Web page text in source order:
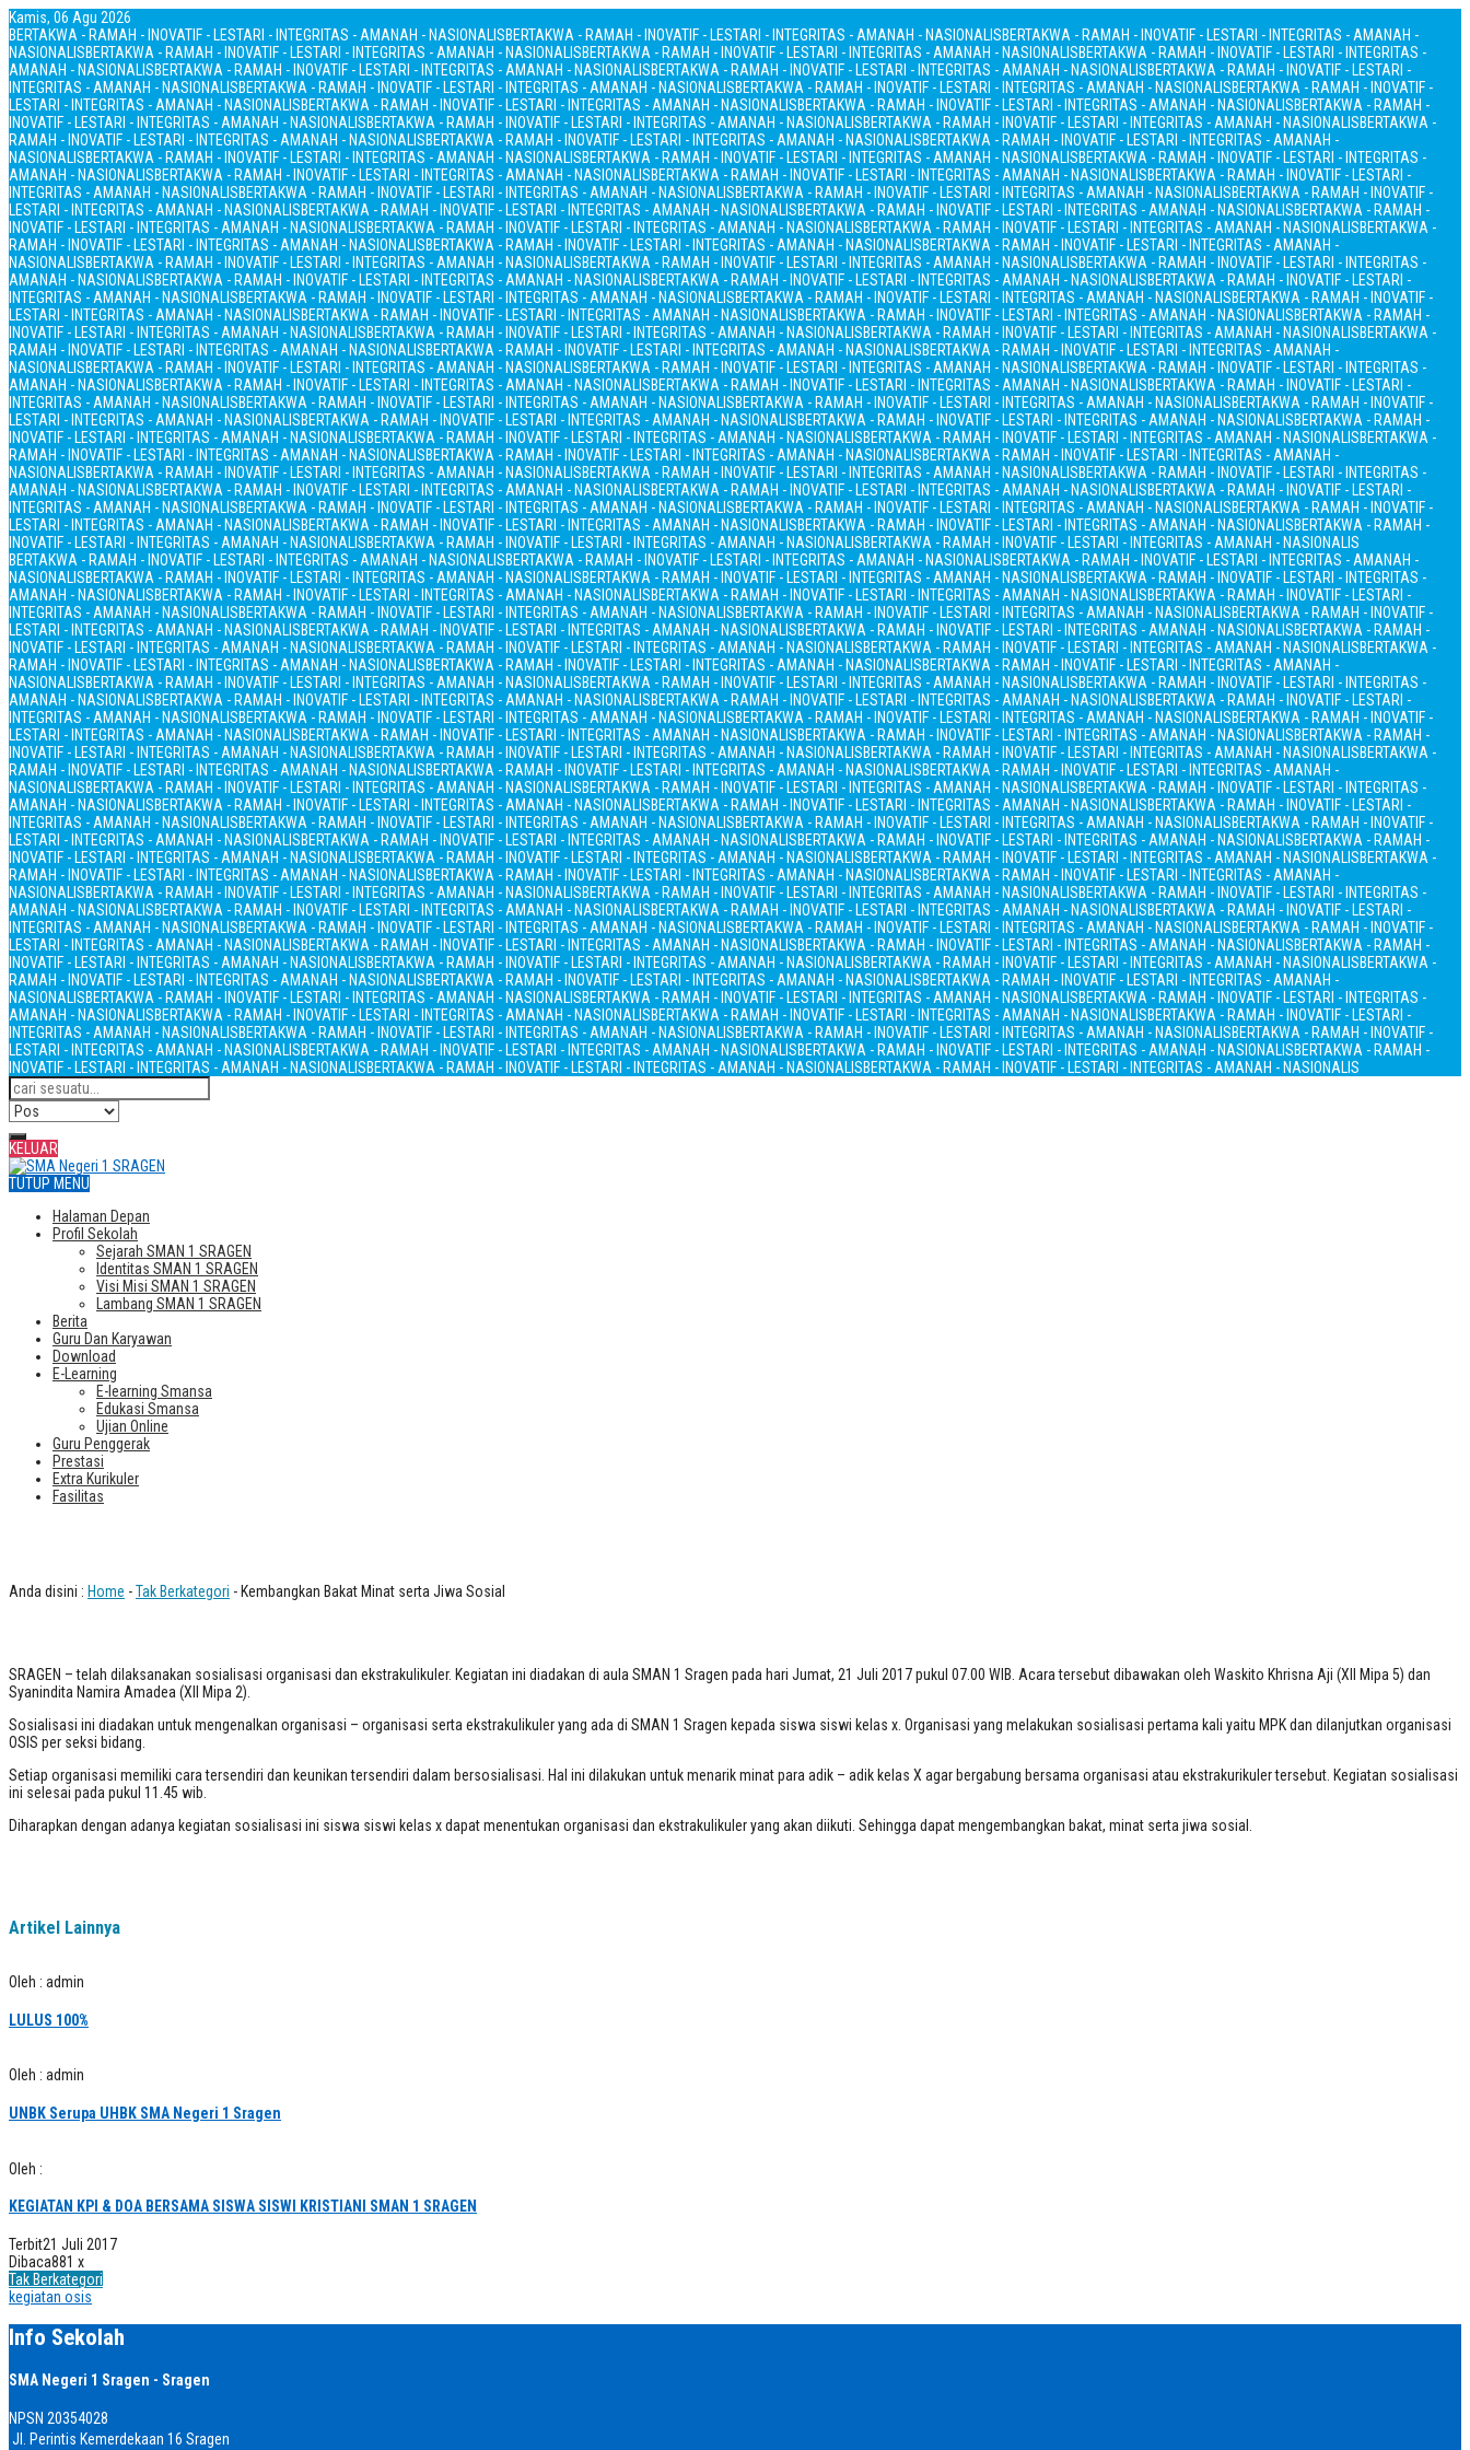
Kamis, 06 Agu 2026
BERTAKWA - RAMAH - INOVATIF - LESTARI - INTEGRITAS - AMANAH - NASIONALISBERTAKWA - RAMAH - INOVATIF - LESTARI - INTEGRITAS - AMANAH - NASIONALISBERTAKWA - RAMAH - INOVATIF - LESTARI - INTEGRITAS - AMANAH -
NASIONALISBERTAKWA - RAMAH - INOVATIF - LESTARI - INTEGRITAS - AMANAH - NASIONALISBERTAKWA - RAMAH - INOVATIF - LESTARI - INTEGRITAS - AMANAH - NASIONALISBERTAKWA - RAMAH - INOVATIF - LESTARI - INTEGRITAS -
AMANAH - NASIONALISBERTAKWA - RAMAH - INOVATIF - LESTARI - INTEGRITAS - AMANAH - NASIONALISBERTAKWA - RAMAH - INOVATIF - LESTARI - INTEGRITAS - AMANAH - NASIONALISBERTAKWA - RAMAH - INOVATIF - LESTARI -
INTEGRITAS - AMANAH - NASIONALISBERTAKWA - RAMAH - INOVATIF - LESTARI - INTEGRITAS - AMANAH - NASIONALISBERTAKWA - RAMAH - INOVATIF - LESTARI - INTEGRITAS - AMANAH - NASIONALISBERTAKWA - RAMAH - INOVATIF -
LESTARI - INTEGRITAS - AMANAH - NASIONALISBERTAKWA - RAMAH - INOVATIF - LESTARI - INTEGRITAS - AMANAH - NASIONALISBERTAKWA - RAMAH - INOVATIF - LESTARI - INTEGRITAS - AMANAH - NASIONALISBERTAKWA - RAMAH -
INOVATIF - LESTARI - INTEGRITAS - AMANAH - NASIONALISBERTAKWA - RAMAH - INOVATIF - LESTARI - INTEGRITAS - AMANAH - NASIONALISBERTAKWA - RAMAH - INOVATIF - LESTARI - INTEGRITAS - AMANAH - NASIONALISBERTAKWA -
RAMAH - INOVATIF - LESTARI - INTEGRITAS - AMANAH - NASIONALISBERTAKWA - RAMAH - INOVATIF - LESTARI - INTEGRITAS - AMANAH - NASIONALISBERTAKWA - RAMAH - INOVATIF - LESTARI - INTEGRITAS - AMANAH -
NASIONALISBERTAKWA - RAMAH - INOVATIF - LESTARI - INTEGRITAS - AMANAH - NASIONALISBERTAKWA - RAMAH - INOVATIF - LESTARI - INTEGRITAS - AMANAH - NASIONALISBERTAKWA - RAMAH - INOVATIF - LESTARI - INTEGRITAS -
AMANAH - NASIONALISBERTAKWA - RAMAH - INOVATIF - LESTARI - INTEGRITAS - AMANAH - NASIONALISBERTAKWA - RAMAH - INOVATIF - LESTARI - INTEGRITAS - AMANAH - NASIONALISBERTAKWA - RAMAH - INOVATIF - LESTARI -
INTEGRITAS - AMANAH - NASIONALISBERTAKWA - RAMAH - INOVATIF - LESTARI - INTEGRITAS - AMANAH - NASIONALISBERTAKWA - RAMAH - INOVATIF - LESTARI - INTEGRITAS - AMANAH - NASIONALISBERTAKWA - RAMAH - INOVATIF -
LESTARI - INTEGRITAS - AMANAH - NASIONALISBERTAKWA - RAMAH - INOVATIF - LESTARI - INTEGRITAS - AMANAH - NASIONALISBERTAKWA - RAMAH - INOVATIF - LESTARI - INTEGRITAS - AMANAH - NASIONALISBERTAKWA - RAMAH -
INOVATIF - LESTARI - INTEGRITAS - AMANAH - NASIONALISBERTAKWA - RAMAH - INOVATIF - LESTARI - INTEGRITAS - AMANAH - NASIONALISBERTAKWA - RAMAH - INOVATIF - LESTARI - INTEGRITAS - AMANAH - NASIONALISBERTAKWA -
RAMAH - INOVATIF - LESTARI - INTEGRITAS - AMANAH - NASIONALISBERTAKWA - RAMAH - INOVATIF - LESTARI - INTEGRITAS - AMANAH - NASIONALISBERTAKWA - RAMAH - INOVATIF - LESTARI - INTEGRITAS - AMANAH -
NASIONALISBERTAKWA - RAMAH - INOVATIF - LESTARI - INTEGRITAS - AMANAH - NASIONALISBERTAKWA - RAMAH - INOVATIF - LESTARI - INTEGRITAS - AMANAH - NASIONALISBERTAKWA - RAMAH - INOVATIF - LESTARI - INTEGRITAS -
AMANAH - NASIONALISBERTAKWA - RAMAH - INOVATIF - LESTARI - INTEGRITAS - AMANAH - NASIONALISBERTAKWA - RAMAH - INOVATIF - LESTARI - INTEGRITAS - AMANAH - NASIONALISBERTAKWA - RAMAH - INOVATIF - LESTARI -
INTEGRITAS - AMANAH - NASIONALISBERTAKWA - RAMAH - INOVATIF - LESTARI - INTEGRITAS - AMANAH - NASIONALISBERTAKWA - RAMAH - INOVATIF - LESTARI - INTEGRITAS - AMANAH - NASIONALISBERTAKWA - RAMAH - INOVATIF -
LESTARI - INTEGRITAS - AMANAH - NASIONALISBERTAKWA - RAMAH - INOVATIF - LESTARI - INTEGRITAS - AMANAH - NASIONALISBERTAKWA - RAMAH - INOVATIF - LESTARI - INTEGRITAS - AMANAH - NASIONALISBERTAKWA - RAMAH -
INOVATIF - LESTARI - INTEGRITAS - AMANAH - NASIONALISBERTAKWA - RAMAH - INOVATIF - LESTARI - INTEGRITAS - AMANAH - NASIONALISBERTAKWA - RAMAH - INOVATIF - LESTARI - INTEGRITAS - AMANAH - NASIONALISBERTAKWA -
RAMAH - INOVATIF - LESTARI - INTEGRITAS - AMANAH - NASIONALISBERTAKWA - RAMAH - INOVATIF - LESTARI - INTEGRITAS - AMANAH - NASIONALISBERTAKWA - RAMAH - INOVATIF - LESTARI - INTEGRITAS - AMANAH -
NASIONALISBERTAKWA - RAMAH - INOVATIF - LESTARI - INTEGRITAS - AMANAH - NASIONALISBERTAKWA - RAMAH - INOVATIF - LESTARI - INTEGRITAS - AMANAH - NASIONALISBERTAKWA - RAMAH - INOVATIF - LESTARI - INTEGRITAS -
AMANAH - NASIONALISBERTAKWA - RAMAH - INOVATIF - LESTARI - INTEGRITAS - AMANAH - NASIONALISBERTAKWA - RAMAH - INOVATIF - LESTARI - INTEGRITAS - AMANAH - NASIONALISBERTAKWA - RAMAH - INOVATIF - LESTARI -
INTEGRITAS - AMANAH - NASIONALISBERTAKWA - RAMAH - INOVATIF - LESTARI - INTEGRITAS - AMANAH - NASIONALISBERTAKWA - RAMAH - INOVATIF - LESTARI - INTEGRITAS - AMANAH - NASIONALISBERTAKWA - RAMAH - INOVATIF -
LESTARI - INTEGRITAS - AMANAH - NASIONALISBERTAKWA - RAMAH - INOVATIF - LESTARI - INTEGRITAS - AMANAH - NASIONALISBERTAKWA - RAMAH - INOVATIF - LESTARI - INTEGRITAS - AMANAH - NASIONALISBERTAKWA - RAMAH -
INOVATIF - LESTARI - INTEGRITAS - AMANAH - NASIONALISBERTAKWA - RAMAH - INOVATIF - LESTARI - INTEGRITAS - AMANAH - NASIONALISBERTAKWA - RAMAH - INOVATIF - LESTARI - INTEGRITAS - AMANAH - NASIONALISBERTAKWA -
RAMAH - INOVATIF - LESTARI - INTEGRITAS - AMANAH - NASIONALISBERTAKWA - RAMAH - INOVATIF - LESTARI - INTEGRITAS - AMANAH - NASIONALISBERTAKWA - RAMAH - INOVATIF - LESTARI - INTEGRITAS - AMANAH -
NASIONALISBERTAKWA - RAMAH - INOVATIF - LESTARI - INTEGRITAS - AMANAH - NASIONALISBERTAKWA - RAMAH - INOVATIF - LESTARI - INTEGRITAS - AMANAH - NASIONALISBERTAKWA - RAMAH - INOVATIF - LESTARI - INTEGRITAS -
AMANAH - NASIONALISBERTAKWA - RAMAH - INOVATIF - LESTARI - INTEGRITAS - AMANAH - NASIONALISBERTAKWA - RAMAH - INOVATIF - LESTARI - INTEGRITAS - AMANAH - NASIONALISBERTAKWA - RAMAH - INOVATIF - LESTARI -
INTEGRITAS - AMANAH - NASIONALISBERTAKWA - RAMAH - INOVATIF - LESTARI - INTEGRITAS - AMANAH - NASIONALISBERTAKWA - RAMAH - INOVATIF - LESTARI - INTEGRITAS - AMANAH - NASIONALISBERTAKWA - RAMAH - INOVATIF -
LESTARI - INTEGRITAS - AMANAH - NASIONALISBERTAKWA - RAMAH - INOVATIF - LESTARI - INTEGRITAS - AMANAH - NASIONALISBERTAKWA - RAMAH - INOVATIF - LESTARI - INTEGRITAS - AMANAH - NASIONALISBERTAKWA - RAMAH -
INOVATIF - LESTARI - INTEGRITAS - AMANAH - NASIONALISBERTAKWA - RAMAH - INOVATIF - LESTARI - INTEGRITAS - AMANAH - NASIONALISBERTAKWA - RAMAH - INOVATIF - LESTARI - INTEGRITAS - AMANAH - NASIONALIS
BERTAKWA - RAMAH - INOVATIF - LESTARI - INTEGRITAS - AMANAH - NASIONALISBERTAKWA - RAMAH - INOVATIF - LESTARI - INTEGRITAS - AMANAH - NASIONALISBERTAKWA - RAMAH - INOVATIF - LESTARI - INTEGRITAS - AMANAH -
NASIONALISBERTAKWA - RAMAH - INOVATIF - LESTARI - INTEGRITAS - AMANAH - NASIONALISBERTAKWA - RAMAH - INOVATIF - LESTARI - INTEGRITAS - AMANAH - NASIONALISBERTAKWA - RAMAH - INOVATIF - LESTARI - INTEGRITAS -
AMANAH - NASIONALISBERTAKWA - RAMAH - INOVATIF - LESTARI - INTEGRITAS - AMANAH - NASIONALISBERTAKWA - RAMAH - INOVATIF - LESTARI - INTEGRITAS - AMANAH - NASIONALISBERTAKWA - RAMAH - INOVATIF - LESTARI -
INTEGRITAS - AMANAH - NASIONALISBERTAKWA - RAMAH - INOVATIF - LESTARI - INTEGRITAS - AMANAH - NASIONALISBERTAKWA - RAMAH - INOVATIF - LESTARI - INTEGRITAS - AMANAH - NASIONALISBERTAKWA - RAMAH - INOVATIF -
LESTARI - INTEGRITAS - AMANAH - NASIONALISBERTAKWA - RAMAH - INOVATIF - LESTARI - INTEGRITAS - AMANAH - NASIONALISBERTAKWA - RAMAH - INOVATIF - LESTARI - INTEGRITAS - AMANAH - NASIONALISBERTAKWA - RAMAH -
INOVATIF - LESTARI - INTEGRITAS - AMANAH - NASIONALISBERTAKWA - RAMAH - INOVATIF - LESTARI - INTEGRITAS - AMANAH - NASIONALISBERTAKWA - RAMAH - INOVATIF - LESTARI - INTEGRITAS - AMANAH - NASIONALISBERTAKWA -
RAMAH - INOVATIF - LESTARI - INTEGRITAS - AMANAH - NASIONALISBERTAKWA - RAMAH - INOVATIF - LESTARI - INTEGRITAS - AMANAH - NASIONALISBERTAKWA - RAMAH - INOVATIF - LESTARI - INTEGRITAS - AMANAH -
NASIONALISBERTAKWA - RAMAH - INOVATIF - LESTARI - INTEGRITAS - AMANAH - NASIONALISBERTAKWA - RAMAH - INOVATIF - LESTARI - INTEGRITAS - AMANAH - NASIONALISBERTAKWA - RAMAH - INOVATIF - LESTARI - INTEGRITAS -
AMANAH - NASIONALISBERTAKWA - RAMAH - INOVATIF - LESTARI - INTEGRITAS - AMANAH - NASIONALISBERTAKWA - RAMAH - INOVATIF - LESTARI - INTEGRITAS - AMANAH - NASIONALISBERTAKWA - RAMAH - INOVATIF - LESTARI -
INTEGRITAS - AMANAH - NASIONALISBERTAKWA - RAMAH - INOVATIF - LESTARI - INTEGRITAS - AMANAH - NASIONALISBERTAKWA - RAMAH - INOVATIF - LESTARI - INTEGRITAS - AMANAH - NASIONALISBERTAKWA - RAMAH - INOVATIF -
LESTARI - INTEGRITAS - AMANAH - NASIONALISBERTAKWA - RAMAH - INOVATIF - LESTARI - INTEGRITAS - AMANAH - NASIONALISBERTAKWA - RAMAH - INOVATIF - LESTARI - INTEGRITAS - AMANAH - NASIONALISBERTAKWA - RAMAH -
INOVATIF - LESTARI - INTEGRITAS - AMANAH - NASIONALISBERTAKWA - RAMAH - INOVATIF - LESTARI - INTEGRITAS - AMANAH - NASIONALISBERTAKWA - RAMAH - INOVATIF - LESTARI - INTEGRITAS - AMANAH - NASIONALISBERTAKWA -
RAMAH - INOVATIF - LESTARI - INTEGRITAS - AMANAH - NASIONALISBERTAKWA - RAMAH - INOVATIF - LESTARI - INTEGRITAS - AMANAH - NASIONALISBERTAKWA - RAMAH - INOVATIF - LESTARI - INTEGRITAS - AMANAH -
NASIONALISBERTAKWA - RAMAH - INOVATIF - LESTARI - INTEGRITAS - AMANAH - NASIONALISBERTAKWA - RAMAH - INOVATIF - LESTARI - INTEGRITAS - AMANAH - NASIONALISBERTAKWA - RAMAH - INOVATIF - LESTARI - INTEGRITAS -
AMANAH - NASIONALISBERTAKWA - RAMAH - INOVATIF - LESTARI - INTEGRITAS - AMANAH - NASIONALISBERTAKWA - RAMAH - INOVATIF - LESTARI - INTEGRITAS - AMANAH - NASIONALISBERTAKWA - RAMAH - INOVATIF - LESTARI -
INTEGRITAS - AMANAH - NASIONALISBERTAKWA - RAMAH - INOVATIF - LESTARI - INTEGRITAS - AMANAH - NASIONALISBERTAKWA - RAMAH - INOVATIF - LESTARI - INTEGRITAS - AMANAH - NASIONALISBERTAKWA - RAMAH - INOVATIF -
LESTARI - INTEGRITAS - AMANAH - NASIONALISBERTAKWA - RAMAH - INOVATIF - LESTARI - INTEGRITAS - AMANAH - NASIONALISBERTAKWA - RAMAH - INOVATIF - LESTARI - INTEGRITAS - AMANAH - NASIONALISBERTAKWA - RAMAH -
INOVATIF - LESTARI - INTEGRITAS - AMANAH - NASIONALISBERTAKWA - RAMAH - INOVATIF - LESTARI - INTEGRITAS - AMANAH - NASIONALISBERTAKWA - RAMAH - INOVATIF - LESTARI - INTEGRITAS - AMANAH - NASIONALISBERTAKWA -
RAMAH - INOVATIF - LESTARI - INTEGRITAS - AMANAH - NASIONALISBERTAKWA - RAMAH - INOVATIF - LESTARI - INTEGRITAS - AMANAH - NASIONALISBERTAKWA - RAMAH - INOVATIF - LESTARI - INTEGRITAS - AMANAH -
NASIONALISBERTAKWA - RAMAH - INOVATIF - LESTARI - INTEGRITAS - AMANAH - NASIONALISBERTAKWA - RAMAH - INOVATIF - LESTARI - INTEGRITAS - AMANAH - NASIONALISBERTAKWA - RAMAH - INOVATIF - LESTARI - INTEGRITAS -
AMANAH - NASIONALISBERTAKWA - RAMAH - INOVATIF - LESTARI - INTEGRITAS - AMANAH - NASIONALISBERTAKWA - RAMAH - INOVATIF - LESTARI - INTEGRITAS - AMANAH - NASIONALISBERTAKWA - RAMAH - INOVATIF - LESTARI -
INTEGRITAS - AMANAH - NASIONALISBERTAKWA - RAMAH - INOVATIF - LESTARI - INTEGRITAS - AMANAH - NASIONALISBERTAKWA - RAMAH - INOVATIF - LESTARI - INTEGRITAS - AMANAH - NASIONALISBERTAKWA - RAMAH - INOVATIF -
LESTARI - INTEGRITAS - AMANAH - NASIONALISBERTAKWA - RAMAH - INOVATIF - LESTARI - INTEGRITAS - AMANAH - NASIONALISBERTAKWA - RAMAH - INOVATIF - LESTARI - INTEGRITAS - AMANAH - NASIONALISBERTAKWA - RAMAH -
INOVATIF - LESTARI - INTEGRITAS - AMANAH - NASIONALISBERTAKWA - RAMAH - INOVATIF - LESTARI - INTEGRITAS - AMANAH - NASIONALISBERTAKWA - RAMAH - INOVATIF - LESTARI - INTEGRITAS - AMANAH - NASIONALISBERTAKWA -
RAMAH - INOVATIF - LESTARI - INTEGRITAS - AMANAH - NASIONALISBERTAKWA - RAMAH - INOVATIF - LESTARI - INTEGRITAS - AMANAH - NASIONALISBERTAKWA - RAMAH - INOVATIF - LESTARI - INTEGRITAS - AMANAH -
NASIONALISBERTAKWA - RAMAH - INOVATIF - LESTARI - INTEGRITAS - AMANAH - NASIONALISBERTAKWA - RAMAH - INOVATIF - LESTARI - INTEGRITAS - AMANAH - NASIONALISBERTAKWA - RAMAH - INOVATIF - LESTARI - INTEGRITAS -
AMANAH - NASIONALISBERTAKWA - RAMAH - INOVATIF - LESTARI - INTEGRITAS - AMANAH - NASIONALISBERTAKWA - RAMAH - INOVATIF - LESTARI - INTEGRITAS - AMANAH - NASIONALISBERTAKWA - RAMAH - INOVATIF - LESTARI -
INTEGRITAS - AMANAH - NASIONALISBERTAKWA - RAMAH - INOVATIF - LESTARI - INTEGRITAS - AMANAH - NASIONALISBERTAKWA - RAMAH - INOVATIF - LESTARI - INTEGRITAS - AMANAH - NASIONALISBERTAKWA - RAMAH - INOVATIF -
LESTARI - INTEGRITAS - AMANAH - NASIONALISBERTAKWA - RAMAH - INOVATIF - LESTARI - INTEGRITAS - AMANAH - NASIONALISBERTAKWA - RAMAH - INOVATIF - LESTARI - INTEGRITAS - AMANAH - NASIONALISBERTAKWA - RAMAH -
INOVATIF - LESTARI - INTEGRITAS - AMANAH - NASIONALISBERTAKWA - RAMAH - INOVATIF - LESTARI - INTEGRITAS - AMANAH - NASIONALISBERTAKWA - RAMAH - INOVATIF - LESTARI - INTEGRITAS - AMANAH - NASIONALIS
KELUAR
TUTUP MENU
Halaman Depan
Profil Sekolah
Sejarah SMAN 1 SRAGEN
Identitas SMAN 1 SRAGEN
Visi Misi SMAN 1 SRAGEN
Lambang SMAN 1 SRAGEN
Berita
Guru Dan Karyawan
Download
E-Learning
E-learning Smansa
Edukasi Smansa
Ujian Online
Guru Penggerak
Prestasi
Extra Kurikuler
Fasilitas
Anda disini : Home -Tak Berkategori - Kembangkan Bakat Minat serta Jiwa Sosial
SRAGEN – telah dilaksanakan sosialisasi organisasi dan ekstrakulikuler. Kegiatan ini diadakan di aula SMAN 1 Sragen pada hari Jumat, 21 Juli 2017 pukul 07.00 WIB. Acara tersebut dibawakan oleh Waskito Khrisna Aji (XII Mipa 5) dan
Syanindita Namira Amadea (XII Mipa 2).
Sosialisasi ini diadakan untuk mengenalkan organisasi – organisasi serta ekstrakulikuler yang ada di SMAN 1 Sragen kepada siswa siswi kelas x. Organisasi yang melakukan sosialisasi pertama kali yaitu MPK dan dilanjutkan organisasi
OSIS per seksi bidang.
Setiap organisasi memiliki cara tersendiri dan keunikan tersendiri dalam bersosialisasi. Hal ini dilakukan untuk menarik minat para adik – adik kelas X agar bergabung bersama organisasi atau ekstrakurikuler tersebut. Kegiatan sosialisasi
ini selesai pada pukul 11.45 wib.
Diharapkan dengan adanya kegiatan sosialisasi ini siswa siswi kelas x dapat menentukan organisasi dan ekstrakulikuler yang akan diikuti. Sehingga dapat mengembangkan bakat, minat serta jiwa sosial.
Artikel Lainnya
Oleh : admin
LULUS 100%
Oleh : admin
UNBK Serupa UHBK SMA Negeri 1 Sragen
Oleh :
KEGIATAN KPI & DOA BERSAMA SISWA SISWI KRISTIANI SMAN 1 SRAGEN
Terbit21 Juli 2017
Dibaca881 x
Tak Berkategori
kegiatan osis
Info Sekolah
SMA Negeri 1 Sragen - Sragen
NPSN 20354028
Jl. Perintis Kemerdekaan 16 Sragen